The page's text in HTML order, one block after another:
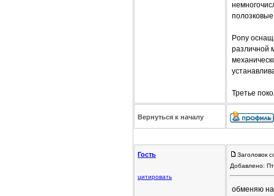
Pony
различной
Третье
Вернуться к началу
Гость
цитировать
Заголовок
Добавлено:
обменяю